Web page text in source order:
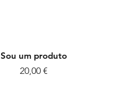
Sou um produto
Preço
20,00 €